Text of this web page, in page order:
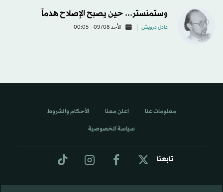
وستمنستر... حين يصبح الإصلاح هدماً
عادل درويش الأحد 09/08 - 00:05
تابعنا
معلومات عنا اعلن معنا الأحكام والشروط
سياسة الخصوصية